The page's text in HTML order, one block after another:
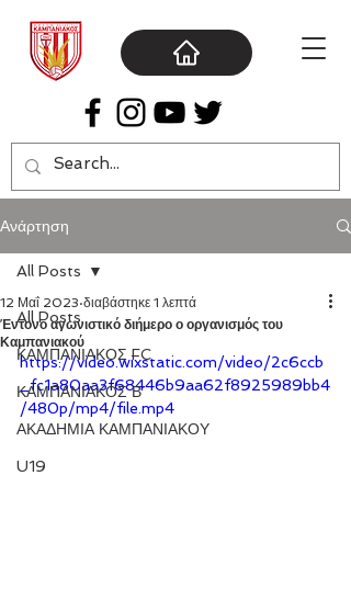
Ανάρτηση
All Posts
ΚΑΜΠΑΝΙΑΚΟΣ FC
ΚΑΜΠΑΝΙΑΚΟΣ Β΄
ΑΚΑΔΗΜΙΑ ΚΑΜΠΑΝΙΑΚΟΥ
U19
All Posts
Έντονο αγωνιστικό διήμερο ο οργανισμός του
Καμπανιακού
12 Μαΐ 2023 διαβάστηκε 1 λεπτά
https://video.wixstatic.com/video/2c6ccb
_fc1a80aa3f68446b9aa62f8925989bb4
/480p/mp4/file.mp4